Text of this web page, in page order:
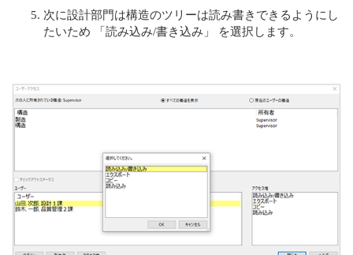
次に設計部門は構造のツリーは読み書きできるようにし
たいため 「読み込み/書き込み」 を選択します。